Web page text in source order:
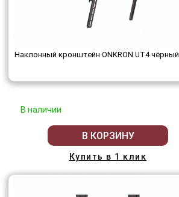
Наклонный кронштейн ONKRON UT4 чёрный
В наличии
В КОРЗИНУ
Купить в 1 клик